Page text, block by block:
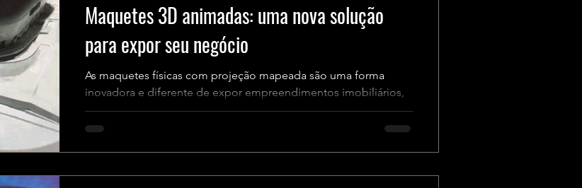
Maquetes 3D animadas: uma nova solução
para expor seu negócio
As maquetes físicas com projeção mapeada são uma forma
inovadora e diferente de expor empreendimentos imobiliários,
tanto para clientes,...